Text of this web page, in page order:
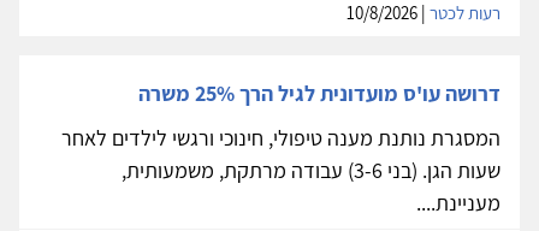
רעות לכטר
דרושה עו'ס מועדונית לגיל הרך 25% משרה
המסגרת נותנת מענה טיפולי, חינוכי ורגשי לילדים לאחר
שעות הגן. (בני 3-6) עבודה מרתקת, משמעותית,
מעניינת....